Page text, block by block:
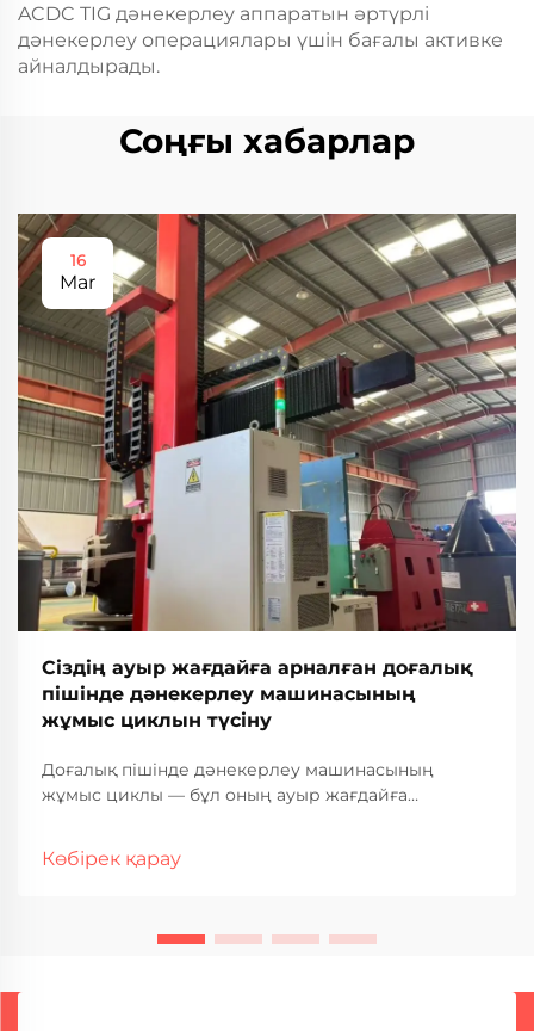
ACDC TIG дәнекерлеу аппаратын әртүрлі
дәнекерлеу операциялары үшін бағалы активке
айналдырады.
Соңғы хабарлар
16
Mar
Сіздің ауыр жағдайға арналған доғалық
пішінде дәнекерлеу машинасының
жұмыс циклын түсіну
Доғалық пішінде дәнекерлеу машинасының
жұмыс циклы — бұл оның ауыр жағдайға
маңызды сипаттамалардың бірі. Бұл өлшем сіздің
Көбірек қарау